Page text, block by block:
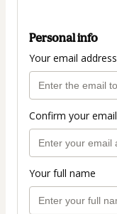
Personal info
Your email address
Confirm your email
Your full name